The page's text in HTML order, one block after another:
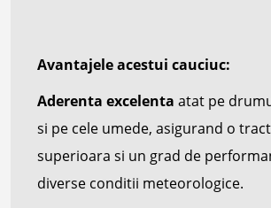
Avantajele acestui cauciuc:
Aderenta excelenta atat pe
si pe cele umede, asigurand o
superioara si un grad de
diverse conditii meteorologice.